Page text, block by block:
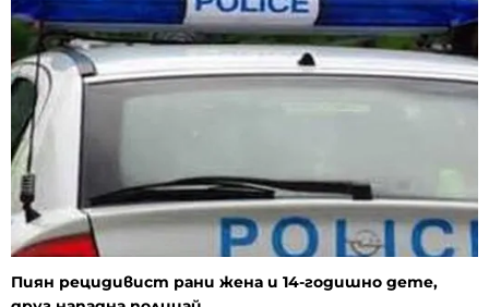
Пиян рецидивист рани жена и 14-годишно дете,